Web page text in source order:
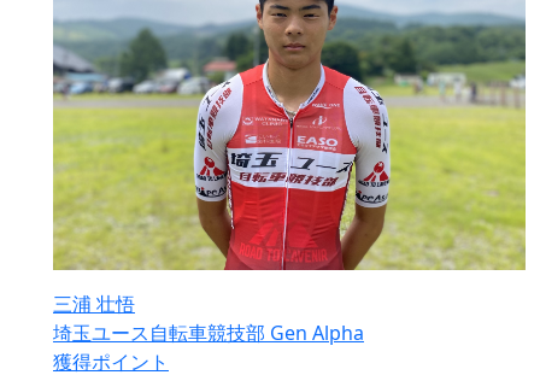
三浦 壮悟
埼玉ユース自転車競技部 Gen Alpha
獲得ポイント